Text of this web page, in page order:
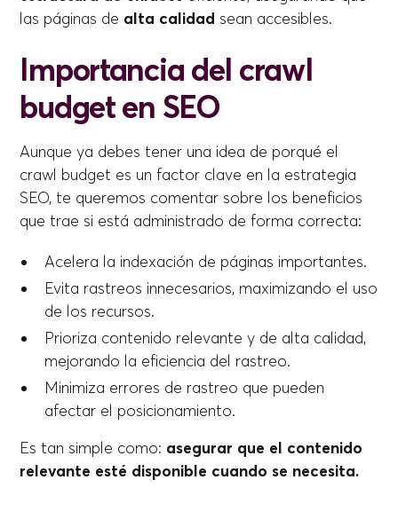
las páginas de alta calidad sean accesibles.
Importancia del crawl
budget en SEO
Aunque ya debes tener una idea de porqué el
crawl budget es un factor clave en la estrategia
SEO, te queremos comentar sobre los beneficios
que trae si está administrado de forma correcta:
Acelera la indexación de páginas importantes.
Evita rastreos innecesarios, maximizando el uso
de los recursos.
Prioriza contenido relevante y de alta calidad,
mejorando la eficiencia del rastreo.
Minimiza errores de rastreo que pueden
afectar el posicionamiento.
Es tan simple como: asegurar que el contenido
relevante esté disponible cuando se necesita.